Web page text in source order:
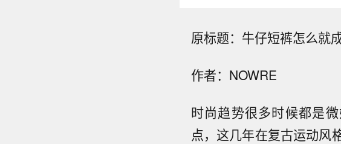
原标题：牛仔短裤怎么就
作者：NOWRE
时尚趋势很多时候都是
点，这几年在复古运动风